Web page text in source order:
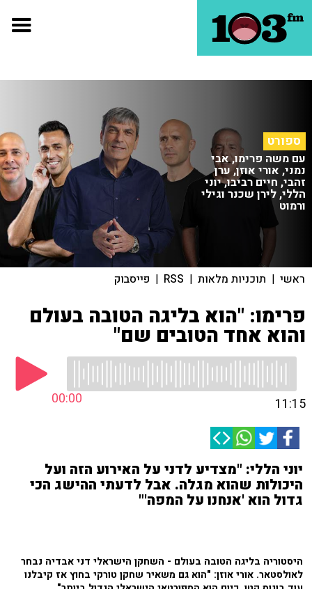
ספורט
עם משה פרימו, אבי
נמני, אורי אוזן, ערן
זהבי, חיים רביבו, יוני
הללי, לירן שכנר וגילי
ורמוט
ראשי | תוכניות מלאות |
RSS
| פייסבוק
פרימו: "הוא בליגה הטובה בעולם
והוא אחד הטובים שם"
00:00 11:15
יוני הללי: "מצדיע לדני על האירוע הזה ועל
היכולות שהוא מגלה. אבל לדעתי ההישג הכי
גדול הוא 'אנחנו על המפה'"
היסטוריה בליגה הטובה בעולם - השחקן הישראלי דני אבדיה נבחר
לאולסטאר. אורי אוזן: "הוא גם משאיר שחקן טורקי בחוץ אז קיבלנו